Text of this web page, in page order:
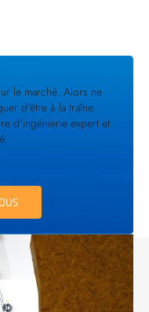
le marché. Alors ne
d'être à la traîne.
d'ingénierie expert et